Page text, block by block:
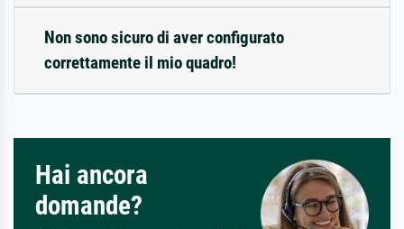
Non sono sicuro di aver configurato
correttamente il mio quadro!
Hai ancora
domande?